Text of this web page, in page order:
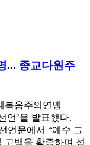
... 종교다원주
복음주의연맹
언’을 발표했다.
언문에서 “예수 그
고백을 확증하며 성